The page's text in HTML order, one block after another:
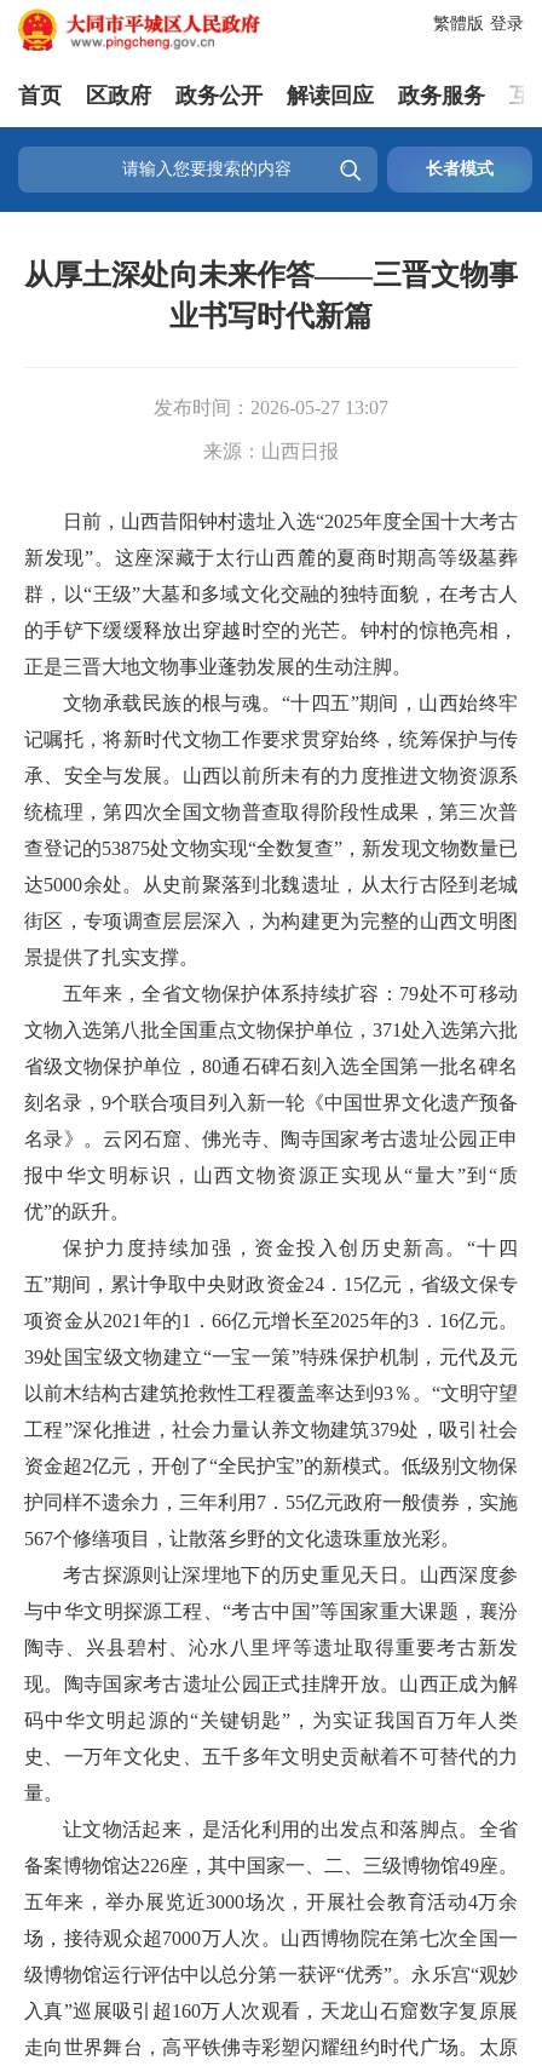
登录
繁體版
首页 区政府 政务公开 解读回应 政务服务 互
 长者模式
从厚土深处向未来作答——三晋文物事
业书写时代新篇
发布时间： 2026-05-27 13:07
来源： 山西日报
日前，山西昔阳钟村遗址入选“2025年度全国十大考古
新发现”。这座深藏于太行山西麓的夏商时期高等级墓葬
群，以“王级”大墓和多域文化交融的独特面貌，在考古人
的手铲下缓缓释放出穿越时空的光芒。钟村的惊艳亮相，
正是三晋大地文物事业蓬勃发展的生动注脚。
文物承载民族的根与魂。“十四五”期间，山西始终牢
记嘱托，将新时代文物工作要求贯穿始终，统筹保护与传
承、安全与发展。山西以前所未有的力度推进文物资源系
统梳理，第四次全国文物普查取得阶段性成果，第三次普
查登记的53875处文物实现“全数复查”，新发现文物数量已
达5000余处。从史前聚落到北魏遗址，从太行古陉到老城
街区，专项调查层层深入，为构建更为完整的山西文明图
景提供了扎实支撑。
五年来，全省文物保护体系持续扩容：79处不可移动
文物入选第八批全国重点文物保护单位，371处入选第六批
省级文物保护单位，80通石碑石刻入选全国第一批名碑名
刻名录，9个联合项目列入新一轮《中国世界文化遗产预备
名录》。云冈石窟、佛光寺、陶寺国家考古遗址公园正申
报中华文明标识，山西文物资源正实现从“量大”到“质
优”的跃升。
保护力度持续加强，资金投入创历史新高。“十四
五”期间，累计争取中央财政资金24．15亿元，省级文保专
项资金从2021年的1．66亿元增长至2025年的3．16亿元。
39处国宝级文物建立“一宝一策”特殊保护机制，元代及元
以前木结构古建筑抢救性工程覆盖率达到93％。“文明守望
工程”深化推进，社会力量认养文物建筑379处，吸引社会
资金超2亿元，开创了“全民护宝”的新模式。低级别文物保
护同样不遗余力，三年利用7．55亿元政府一般债券，实施
567个修缮项目，让散落乡野的文化遗珠重放光彩。
考古探源则让深埋地下的历史重见天日。山西深度参
与中华文明探源工程、“考古中国”等国家重大课题，襄汾
陶寺、兴县碧村、沁水八里坪等遗址取得重要考古新发
现。陶寺国家考古遗址公园正式挂牌开放。山西正成为解
码中华文明起源的“关键钥匙”，为实证我国百万年人类
史、一万年文化史、五千多年文明史贡献着不可替代的力
量。
让文物活起来，是活化利用的出发点和落脚点。全省
备案博物馆达226座，其中国家一、二、三级博物馆49座。
五年来，举办展览近3000场次，开展社会教育活动4万余
场，接待观众超7000万人次。山西博物院在第七次全国一
级博物馆运行评估中以总分第一获评“优秀”。永乐宫“观妙
入真”巡展吸引超160万人次观看，天龙山石窟数字复原展
走向世界舞台，高平铁佛寺彩塑闪耀纽约时代广场。太原